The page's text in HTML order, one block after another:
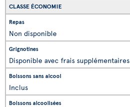
CLASSE ÉCONOMIE
Non disponible
Disponible avec frais supplémentaires
Inclus